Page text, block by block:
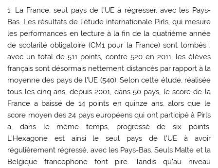
1. La France, seul pays de l’UE à régresser, avec les Pays-
Bas. Les résultats de l’étude internationale Pirls, qui mesure
les performances en lecture à la fin de la quatrième année
de scolarité obligatoire (CM1 pour la France) sont tombés :
avec un total de 511 points, contre 520 en 2011, les élèves
français sont désormais nettement distancés par rapport à la
moyenne des pays de l’UE (540). Selon cette étude, réalisée
tous les cinq ans, depuis 2001, dans 50 pays, le score de la
France a baissé de 14 points en quinze ans, alors que le
score moyen des 24 pays européens qui ont participé à Pirls
a, dans le même temps, progressé de six points.
L’Hexagone est ainsi le seul pays de l’UE à avoir
régulièrement régressé, avec les Pays-Bas. Seuls Malte et la
Belgique francophone font pire. Tandis qu’au niveau